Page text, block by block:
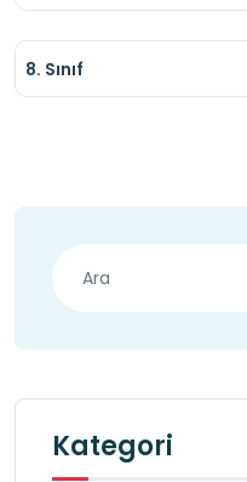
8. Sınıf
Kategori